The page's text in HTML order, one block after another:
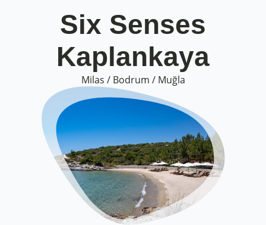
Six Senses
Kaplankaya
Milas / Bodrum / Muğla